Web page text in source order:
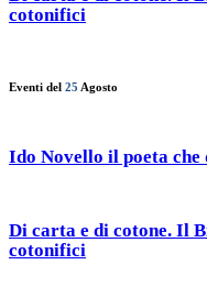
cotonifici
Eventi del 25 Agosto
Ido Novello il poeta che
Di carta e di cotone. Il
cotonifici